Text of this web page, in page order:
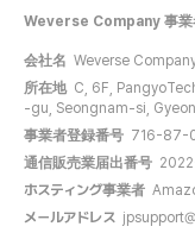
Weverse Company 事業
会社名 Weverse
所在地 C, 6F,
-gu, Seongnam-si,
事業者登録番号 716-87-
通信販売業届出番号
ホスティング事業者
メールアドレス